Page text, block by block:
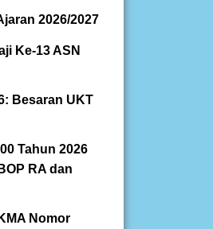
2026/2027
Ke-13 ASN
Besaran UKT
Tahun 2026
RA dan
Nomor